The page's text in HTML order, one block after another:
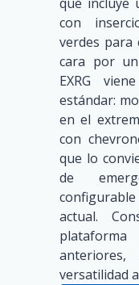
con
verdes para
cara por
EXRG
estándar:
en el
con
que lo
de
actual.
versatilidad